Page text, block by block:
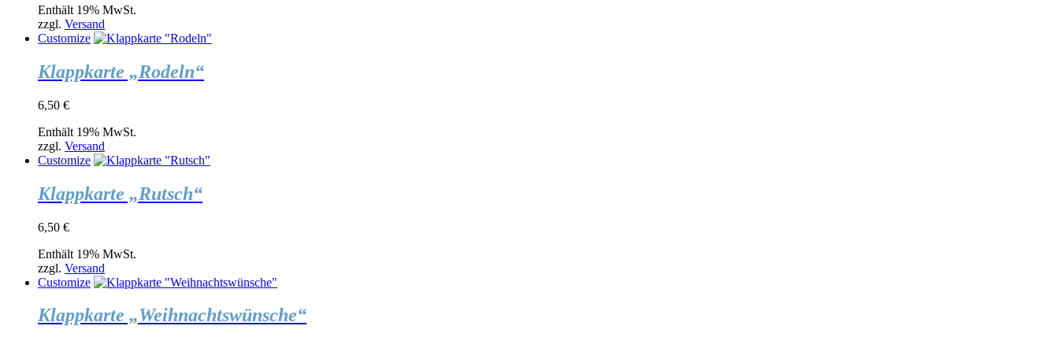
Enthält 19% MwSt.
zzgl. Versand
Customize
Klappkarte „Rodeln“
6,50 €
Enthält 19% MwSt.
zzgl. Versand
Customize
Klappkarte „Rutsch“
6,50 €
Enthält 19% MwSt.
zzgl. Versand
Customize
Klappkarte „Weihnachtswünsche“